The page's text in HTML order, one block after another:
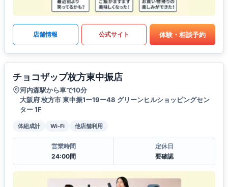
店舗情報 公式サイト 体験・相談予約
チョコザップ枚方東中振店
河内森駅から車で10分
大阪府 枚方市 東中振1ー19ー48 グリーンヒルショッピングセン
ター 1F
体組成計 Wi-Fi 他店舗利用
営業時間
24:00間
定休日
要確認